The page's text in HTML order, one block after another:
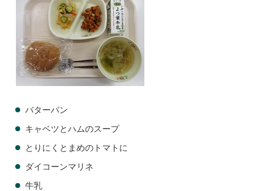
バターパン
キャベツとハムのスープ
とりにくとまめのトマトに
ダイコーンマリネ
牛乳